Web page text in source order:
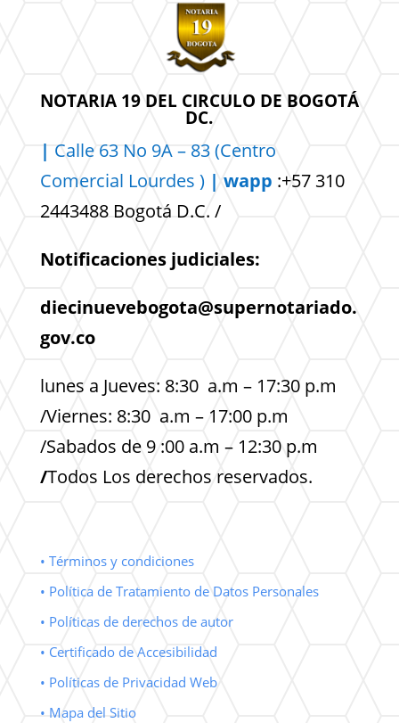
NOTARIA 19 DEL CIRCULO DE BOGOTÁ
DC.
| Calle 63 No 9A – 83 (Centro
Comercial Lourdes ) | wapp :+57 310
2443488 Bogotá D.C. /
Notificaciones judiciales:
diecinuevebogota@supernotariado.
gov.co
lunes a Jueves: 8:30 a.m – 17:30 p.m
/Viernes: 8:30 a.m – 17:00 p.m
/Sabados de 9 :00 a.m – 12:30 p.m
/Todos Los derechos reservados.
• Términos y condiciones
• Política de Tratamiento de Datos Personales
• Políticas de derechos de autor
• Certificado de Accesibilidad
• Políticas de Privacidad Web
• Mapa del Sitio